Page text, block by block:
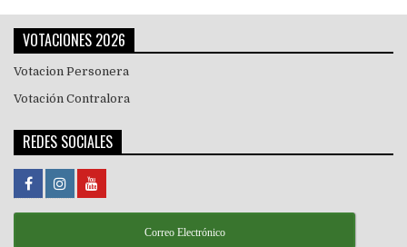
entradas
VOTACIONES 2026
Votacion Personera
Votación Contralora
REDES SOCIALES
Correo Electrónico